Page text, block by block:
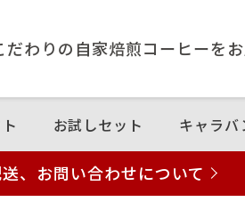
わりの⾃家焙煎コーヒーを
お試しセット キャラバ
、お問い合わせについて